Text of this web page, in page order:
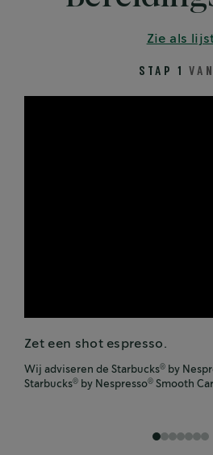
Zie als
STAP 1
Zet een shot espresso.
Wij adviseren de Starbucks® by
Starbucks® by Nespresso® Smooth
1 23456